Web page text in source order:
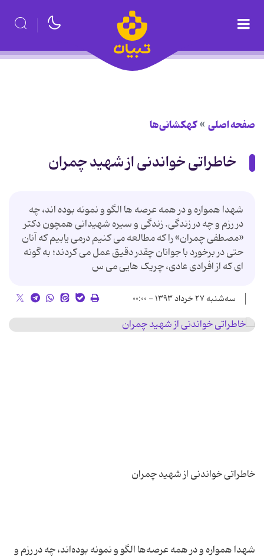
صفحه اصلی کهکشانی‌ها
خاطراتی خواندنی از شهید چمران
شهدا همواره و در همه عرصه ها الگو و نمونه بوده اند، چه
در رزم و چه در زندگی. زندگی و سیره شهیدانی همچون دکتر
«مصطفی چمران» را که مطالعه می کنیم درمی یابیم که آنان
حتی در برخورد با جوانان چقدر دقیق عمل می کردند؛ به گونه
ای که از افرادی عادی، چریک هایی می س
سه‌شنبه ۲۷ خرداد ۱۳۹۳ - ۰۰:۰۰
شهدا همواره و در همه عرصه‌ها الگو و نمونه بوده‌اند، چه در رزم و